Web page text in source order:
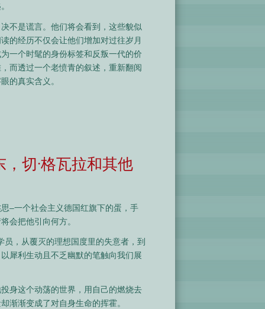
不是谎言。他们将会看到，这些貌似
的经历不仅会让他们增加对过往岁月
一个时髦的身份标签和反叛一代的价
而透过一个老愤青的叙述，重新翻阅
的真实含义。
切·格瓦拉和其他
–一个社会主义德国红旗下的蛋，手
会把他引向何方。
员，从覆灭的理想国度里的失意者，到
犀利生动且不乏幽默的笔触向我们展
身这个动荡的世界，用自己的燃烧去
渐渐变成了对自身生命的挥霍。